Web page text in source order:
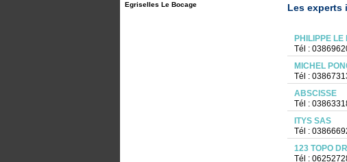
Egriselles Le Bocage
Les experts
PHILIPPE LE
Tél :
MICHEL
Tél :
ABSCISSE
Tél :
ITYS SAS
Tél :
123 TOPO
Tél :